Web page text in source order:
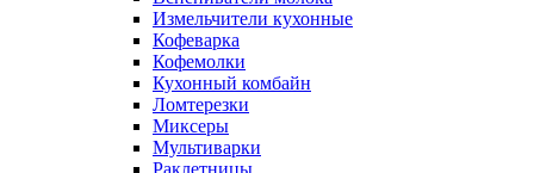
Измельчители кухонные
Кофеварка
Кофемолки
Кухонный комбайн
Ломтерезки
Миксеры
Мультиварки
Раклетницы